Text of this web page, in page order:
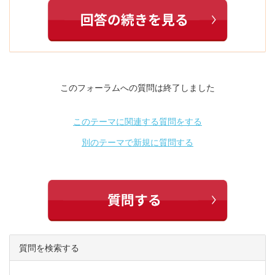
このフォーラムへの質問は終了しました
このテーマに関連する質問をする
別のテーマで新規に質問する
質問を検索する